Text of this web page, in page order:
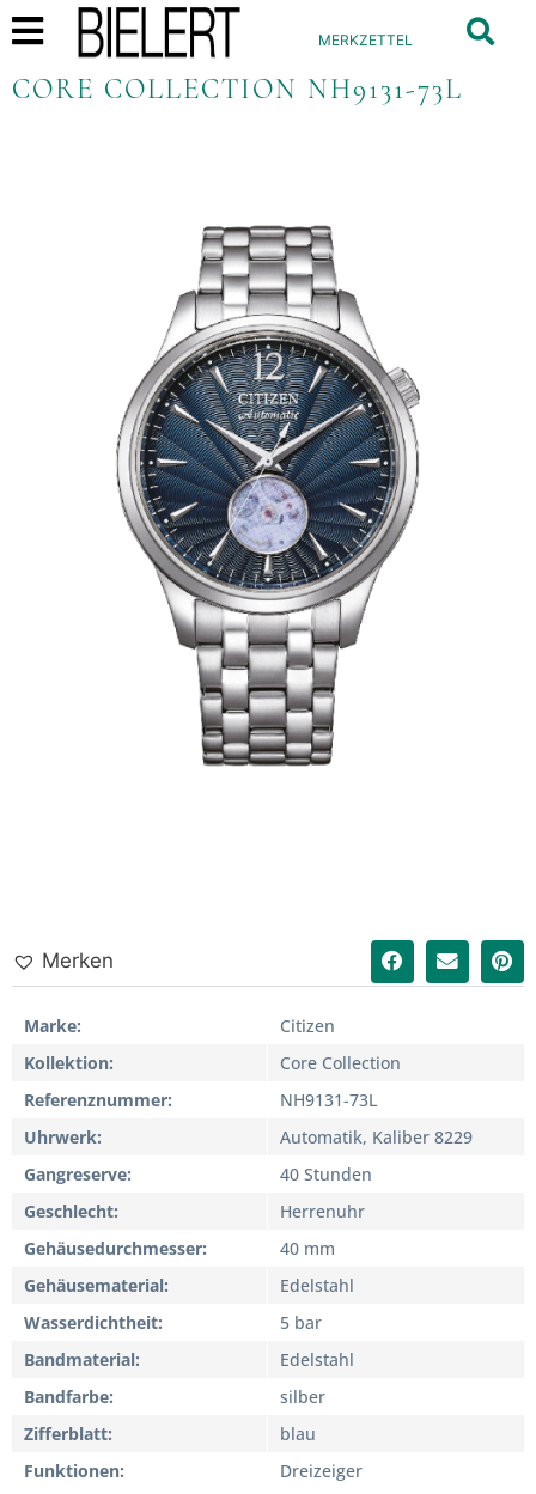
MERKZETTEL
CORE COLLECTION NH9131-73L
Merken
Marke
Citizen
Kollektion
Core Collection
Referenznummer
NH9131-73L
Uhrwerk
Automatik, Kaliber 8229
Gangreserve
40 Stunden
Geschlecht
Herrenuhr
Gehäusedurchmesser
40 mm
Gehäusematerial
Edelstahl
Wasserdichtheit
5 bar
Bandmaterial
Edelstahl
Bandfarbe
silber
Zifferblatt
blau
Funktionen
Dreizeiger